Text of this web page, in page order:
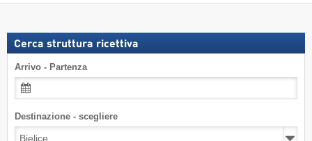
Cerca struttura ricettiva
Arrivo - Partenza
Destinazione - scegliere